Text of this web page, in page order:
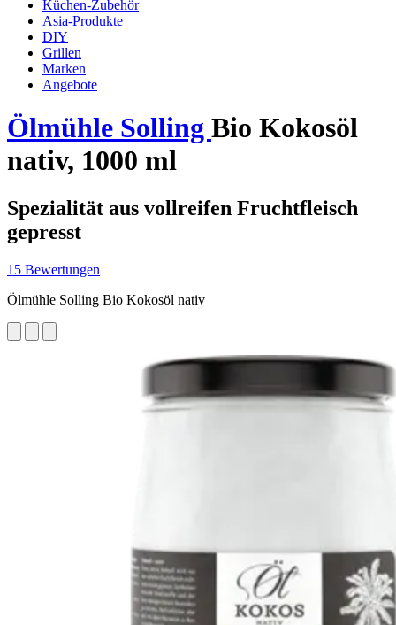
Küchen-Zubehör
Asia-Produkte
DIY
Grillen
Marken
Angebote
Ölmühle Solling Bio Kokosöl
nativ, 1000 ml
Spezialität aus vollreifen Fruchtfleisch
gepresst
15 Bewertungen
Ölmühle Solling Bio Kokosöl nativ